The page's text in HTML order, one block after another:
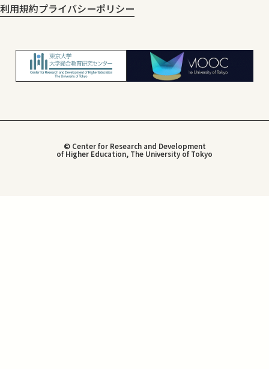
利用規約プライバシーポリシー
© Center for Research and Development
of Higher Education, The University of Tokyo